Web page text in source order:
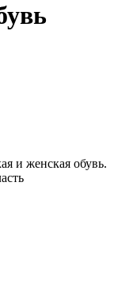
и женская обувь.